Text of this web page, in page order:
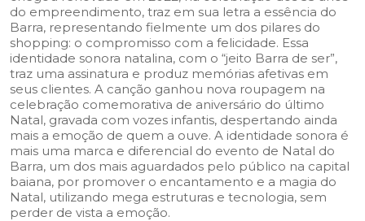
do empreendimento, traz em sua letra a essência do
Barra, representando fielmente um dos pilares do
shopping: o compromisso com a felicidade. Essa
identidade sonora natalina, com o “jeito Barra de ser”,
traz uma assinatura e produz memórias afetivas em
seus clientes. A canção ganhou nova roupagem na
celebração comemorativa de aniversário do último
Natal, gravada com vozes infantis, despertando ainda
mais a emoção de quem a ouve. A identidade sonora é
mais uma marca e diferencial do evento de Natal do
Barra, um dos mais aguardados pelo público na capital
baiana, por promover o encantamento e a magia do
Natal, utilizando mega estruturas e tecnologia, sem
perder de vista a emoção.